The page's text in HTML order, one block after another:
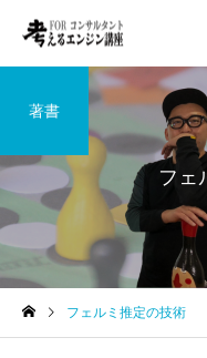
フェ
著書
フェルミ推定の技術